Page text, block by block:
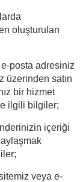
oluşturulan
e-posta adresiniz
üzerinden satın
bir hizmet
ilgili bilgiler;
içeriği
veya e-